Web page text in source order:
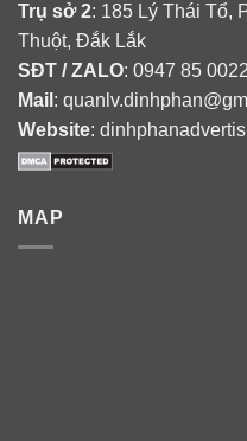
Trụ sở 2: 185 Lý Thái Tổ,
Thuột, Đắk Lắk
SĐT / ZALO: 0947 85 0022
Mail :
Website:
MAP